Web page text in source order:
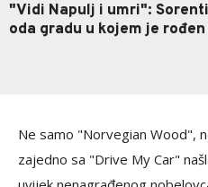
"Vidi Napulj i umri":
oda gradu u kojem je rođen
Ne samo "Norvegian Wood",
zajedno sa "Drive My Car"